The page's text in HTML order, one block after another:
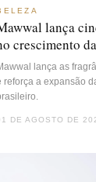
lança
crescimento
lança as
reforça a expansão
DE AGOSTO DE